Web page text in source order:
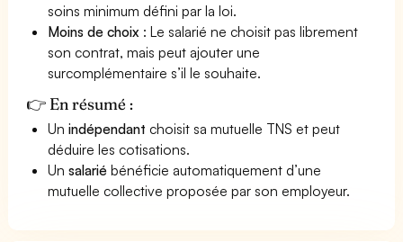
soins minimum défini par la loi.
Moins de choix : Le salarié ne choisit pas librement
son contrat, mais peut ajouter une
surcomplémentaire s’il le souhaite.
👉 En résumé :
Unindépendant choisit sa mutuelle TNS et peut
déduire les cotisations.
Unsalarié bénéficie automatiquement d’une
mutuelle collective proposée par son employeur.